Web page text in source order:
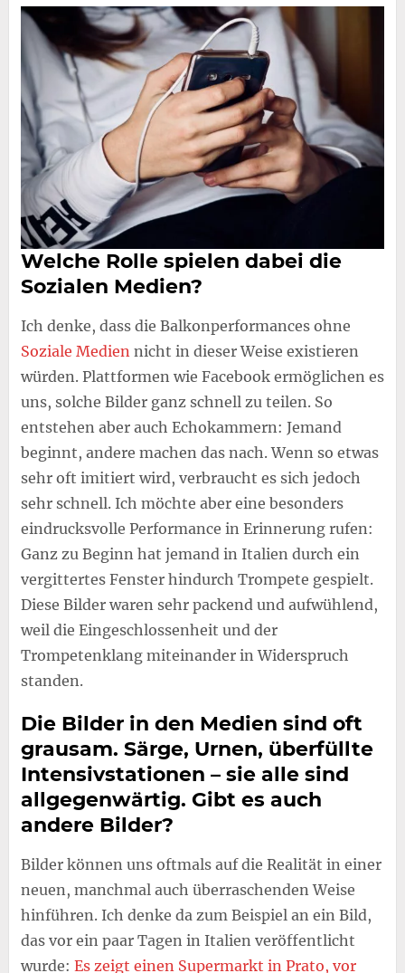
Welche Rolle spielen dabei die
Sozialen Medien?
Ich denke, dass die Balkonperformances ohne
Soziale Mediennicht in dieser Weise existieren
würden. Plattformen wie Facebook ermöglichen es
uns, solche Bilder ganz schnell zu teilen. So
entstehen aber auch Echokammern: Jemand
beginnt, andere machen das nach. Wenn so etwas
sehr oft imitiert wird, verbraucht es sich jedoch
sehr schnell. Ich möchte aber eine besonders
eindrucksvolle Performance in Erinnerung rufen:
Ganz zu Beginn hat jemand in Italien durch ein
vergittertes Fenster hindurch Trompete gespielt.
Diese Bilder waren sehr packend und aufwühlend,
weil die Eingeschlossenheit und der
Trompetenklang miteinander in Widerspruch
standen.
Die Bilder in den Medien sind oft
grausam. Särge, Urnen, überfüllte
Intensivstationen – sie alle sind
allgegenwärtig. Gibt es auch
andere Bilder?
Bilder können uns oftmals auf die Realität in einer
neuen, manchmal auch überraschenden Weise
hinführen. Ich denke da zum Beispiel an ein Bild,
das vor ein paar Tagen in Italien veröffentlicht
wurde: Es zeigt einen Supermarkt in Prato, vor